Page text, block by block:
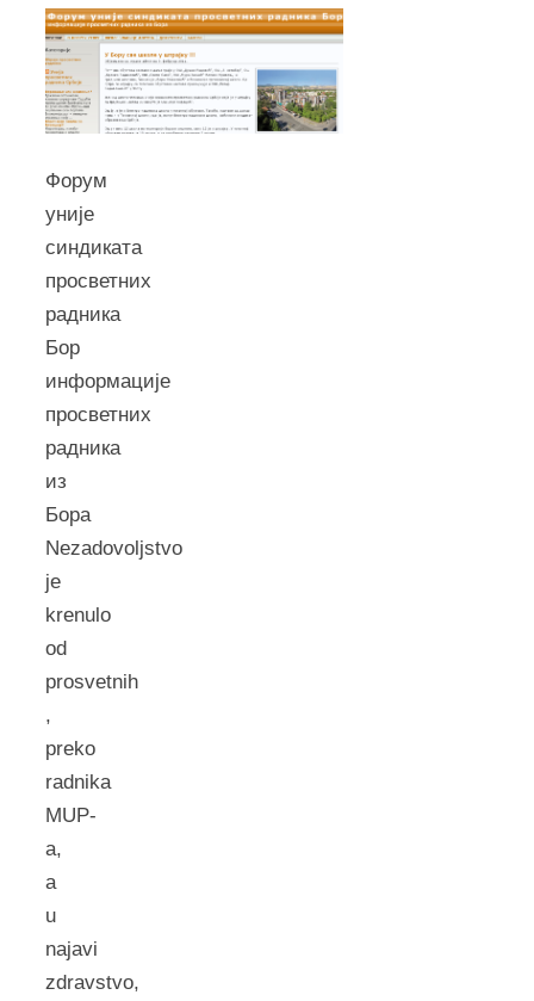
Форум
уније
синдиката
просветних
радника
Бор
информације
просветних
радника
из
Бора
Nezadovoljstvo
je
krenulo
od
prosvetnih
,
preko
radnika
MUP-
a,
a
u
najavi
zdravstvo,